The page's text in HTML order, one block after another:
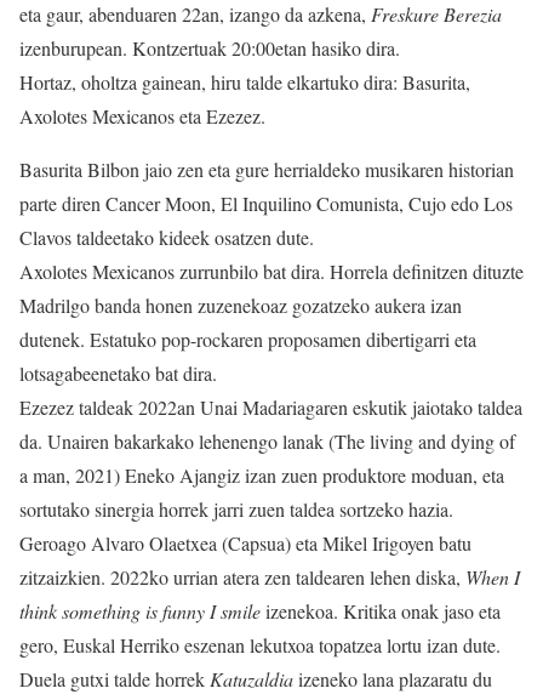
eta gaur, abenduaren 22an, izango da azkena, Freskure Berezia
izenburupean. Kontzertuak 20:00etan hasiko dira.
Hortaz, oholtza gainean, hiru talde elkartuko dira: Basurita,
Axolotes Mexicanos eta Ezezez.
Basurita Bilbon jaio zen eta gure herrialdeko musikaren historian
parte diren Cancer Moon, El Inquilino Comunista, Cujo edo Los
Clavos taldeetako kideek osatzen dute.
Axolotes Mexicanos zurrunbilo bat dira. Horrela definitzen dituzte
Madrilgo banda honen zuzenekoaz gozatzeko aukera izan
dutenek. Estatuko pop-rockaren proposamen dibertigarri eta
lotsagabeenetako bat dira.
Ezezez taldeak 2022an Unai Madariagaren eskutik jaiotako taldea
da. Unairen bakarkako lehenengo lanak (The living and dying of
a man, 2021) Eneko Ajangiz izan zuen produktore moduan, eta
sortutako sinergia horrek jarri zuen taldea sortzeko hazia.
Geroago Alvaro Olaetxea (Capsua) eta Mikel Irigoyen batu
zitzaizkien. 2022ko urrian atera zen taldearen lehen diska, When I
think something is funny I smileizenekoa. Kritika onak jaso eta
gero, Euskal Herriko eszenan lekutxoa topatzea lortu izan dute.
Duela gutxi talde horrekKatuzaldiaizeneko lana plazaratu du